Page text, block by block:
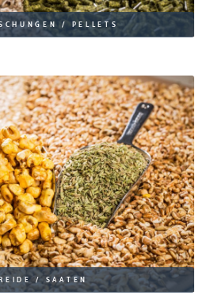
/ PELLETS
/ SAATEN